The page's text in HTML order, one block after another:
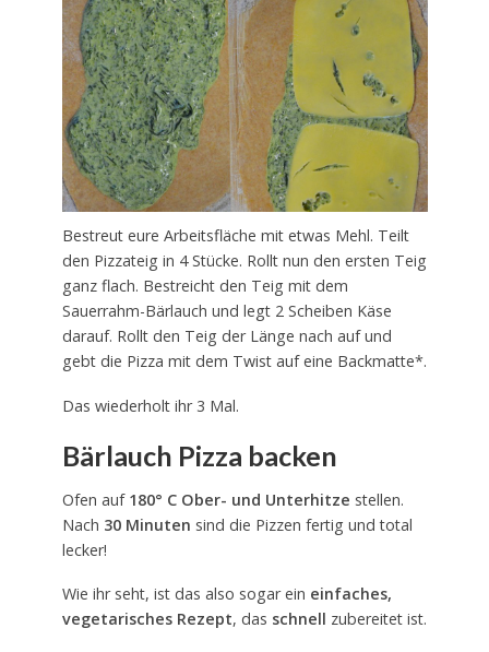
Bestreut eure Arbeitsfläche mit etwas Mehl. Teilt
den Pizzateig in 4 Stücke. Rollt nun den ersten Teig
ganz flach. Bestreicht den Teig mit dem
Sauerrahm-Bärlauch und legt 2 Scheiben Käse
darauf. Rollt den Teig der Länge nach auf und
gebt die Pizza mit dem Twist auf eine Backmatte*.
Das wiederholt ihr 3 Mal.
Bärlauch Pizza backen
Ofen auf 180° C Ober- und Unterhitze stellen.
Nach 30 Minuten sind die Pizzen fertig und total
lecker!
Wie ihr seht, ist das also sogar ein einfaches,
vegetarisches Rezept, das schnell zubereitet ist.